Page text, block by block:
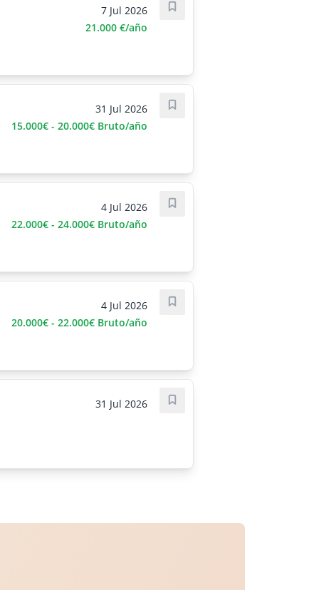
7 Jul 2026
21.000 €/año
Save job
31 Jul 2026
15.000€ - 20.000€ Bruto/año
Save job
4 Jul 2026
22.000€ - 24.000€ Bruto/año
Save job
4 Jul 2026
20.000€ - 22.000€ Bruto/año
Save job
31 Jul 2026 Save job